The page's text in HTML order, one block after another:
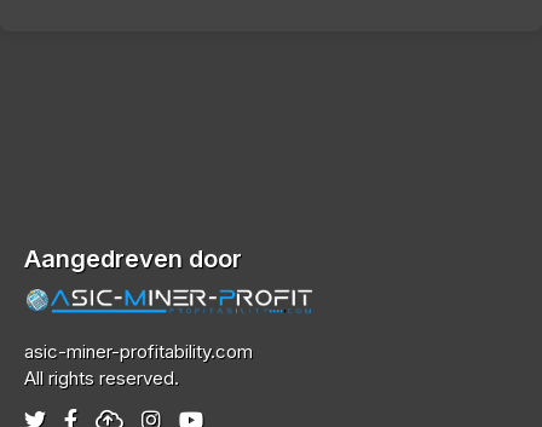
Aangedreven door
asic-miner-profitability.com
All rights reserved.